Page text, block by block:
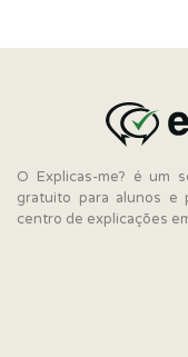
O Explicas-me? é um
gratuito para alunos e
centro de explicações